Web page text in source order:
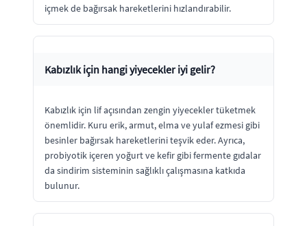
içmek de bağırsak hareketlerini hızlandırabilir.
Kabızlık için hangi yiyecekler iyi gelir?
Kabızlık için lif açısından zengin yiyecekler tüketmek
önemlidir. Kuru erik, armut, elma ve yulaf ezmesi gibi
besinler bağırsak hareketlerini teşvik eder. Ayrıca,
probiyotik içeren yoğurt ve kefir gibi fermente gıdalar
da sindirim sisteminin sağlıklı çalışmasına katkıda
bulunur.